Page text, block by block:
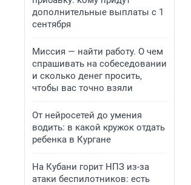
дополнительные выплаты с 1
сентября
Миссия — найти работу. О чем
спрашивать на собеседовании
и сколько денег просить,
чтобы вас точно взяли
От нейросетей до умения
водить: в какой кружок отдать
ребенка в Кургане
На Кубани горит НПЗ из-за
атаки беспилотников: есть